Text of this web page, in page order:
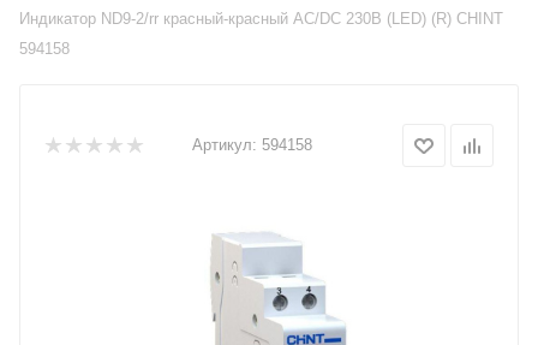
Индикатор ND9-2/rr красный-красный AC/DC 230В (LED) (R) CHINT
594158
Артикул: 594158